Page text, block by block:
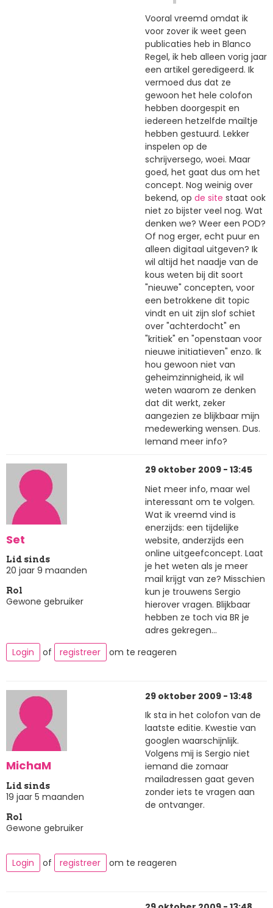
Vooral vreemd omdat ik
voor zover ik weet geen
publicaties heb in Blanco
Regel, ik heb alleen vorig jaar
een artikel geredigeerd. Ik
vermoed dus dat ze
gewoon het hele colofon
hebben doorgespit en
iedereen hetzelfde mailtje
hebben gestuurd. Lekker
inspelen op de
schrijversego, woei. Maar
goed, het gaat dus om het
concept. Nog weinig over
bekend, op de site staat ook
niet zo bijster veel nog. Wat
denken we? Weer een POD?
Of nog erger, echt puur en
alleen digitaal uitgeven? Ik
wil altijd het naadje van de
kous weten bij dit soort
"nieuwe" concepten, voor
een betrokkene dit topic
vindt en uit zijn slof schiet
over "achterdocht" en
"kritiek" en "openstaan voor
nieuwe initiatieven" enzo. Ik
hou gewoon niet van
geheimzinnigheid, ik wil
weten waarom ze denken
dat dit werkt, zeker
aangezien ze blijkbaar mijn
medewerking wensen. Dus.
Iemand meer info?
Set
Lid sinds
20 jaar 9 maanden
Rol
Gewone gebruiker
29 oktober 2009 - 13:45
Niet meer info, maar wel
interessant om te volgen.
Wat ik vreemd vind is
enerzijds: een tijdelijke
website, anderzijds een
online uitgeefconcept. Laat
je het weten als je meer
mail krijgt van ze? Misschien
kun je trouwens Sergio
hierover vragen. Blijkbaar
hebben ze toch via BR je
adres gekregen...
Login
of registreer om te reageren
MichaM
Lid sinds
19 jaar 5 maanden
Rol
Gewone gebruiker
29 oktober 2009 - 13:48
Ik sta in het colofon van de
laatste editie. Kwestie van
googlen waarschijnlijk.
Volgens mij is Sergio niet
iemand die zomaar
mailadressen gaat geven
zonder iets te vragen aan
de ontvanger.
Login of registreer om te reageren